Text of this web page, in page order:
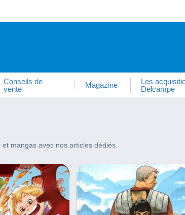
Conseils de
vente
Magazine
Les
Delcampe
mangas avec nos articles dédiés.